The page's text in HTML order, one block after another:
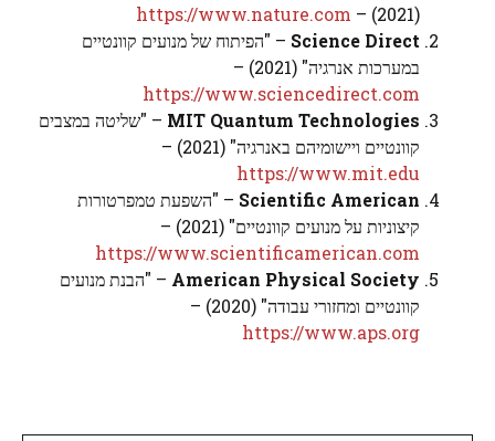
(2021) –
https://www.nature.com
Science Direct – "הפיתוח של מנועים קוונטיים
במערכות אנרגיה" (2021) –
https://www.sciencedirect.com
MIT Quantum Technologies – "שליטה במצבים
קוונטיים ויישומיהם באנרגיה" (2021) –
https://www.mit.edu
Scientific American – "השפעת טמפרטורות
קיצוניות על מנועים קוונטיים" (2021) –
https://www.scientificamerican.com
American Physical Society – "הבנת מנועים
קוונטיים ומחזורי עבודה" (2020) –
https://www.aps.org